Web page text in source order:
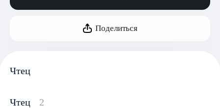
Поделиться
Чтец
Чтец 2